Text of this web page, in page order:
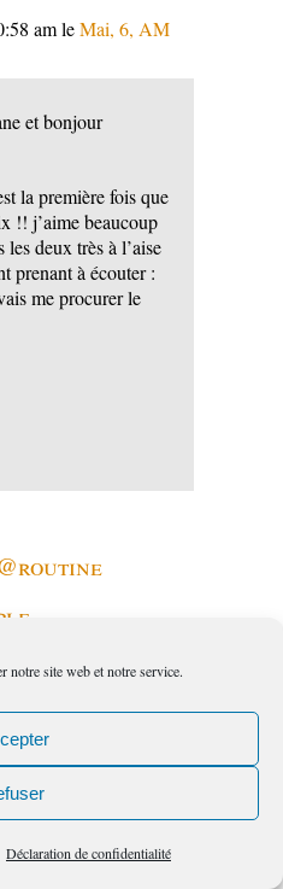
notre site web et notre service.
Déclaration de confidentialité
amleMai, 6, AM
et bonjour
la première fois que
!! j’aime beaucoup
les deux très à l’aise
prenant à écouter :
me procurer le
19, PM
et Chantal,
que j’ai écoutée